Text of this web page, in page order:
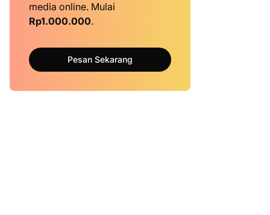
media online. Mulai
Rp1.000.000.
Pesan Sekarang